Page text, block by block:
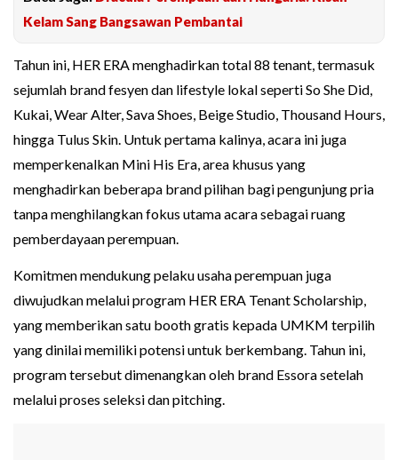
Kelam Sang Bangsawan Pembantai
Tahun ini, HER ERA menghadirkan total 88 tenant, termasuk
sejumlah brand fesyen dan lifestyle lokal seperti So She Did,
Kukai, Wear Alter, Sava Shoes, Beige Studio, Thousand Hours,
hingga Tulus Skin. Untuk pertama kalinya, acara ini juga
memperkenalkan Mini His Era, area khusus yang
menghadirkan beberapa brand pilihan bagi pengunjung pria
tanpa menghilangkan fokus utama acara sebagai ruang
pemberdayaan perempuan.
Komitmen mendukung pelaku usaha perempuan juga
diwujudkan melalui program HER ERA Tenant Scholarship,
yang memberikan satu booth gratis kepada UMKM terpilih
yang dinilai memiliki potensi untuk berkembang. Tahun ini,
program tersebut dimenangkan oleh brand Essora setelah
melalui proses seleksi dan pitching.